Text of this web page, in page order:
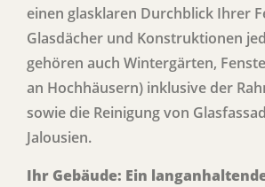
einen glasklaren Durchblick Ihrer
Glasdächer und Konstruktionen
gehören auch Wintergärten,
an Hochhäusern) inklusive der
sowie die Reinigung von
Jalousien.
Ihr Gebäude: Ein